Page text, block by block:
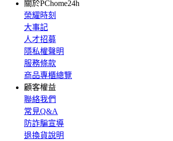
關於PChome24h
榮耀時刻
大事記
人才招募
隱私權聲明
服務條款
商品專櫃總覽
顧客權益
聯絡我們
常見Q&A
防詐騙宣導
退換貨說明